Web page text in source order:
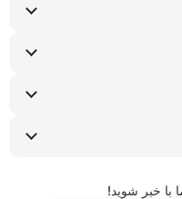
با خبر شوید!